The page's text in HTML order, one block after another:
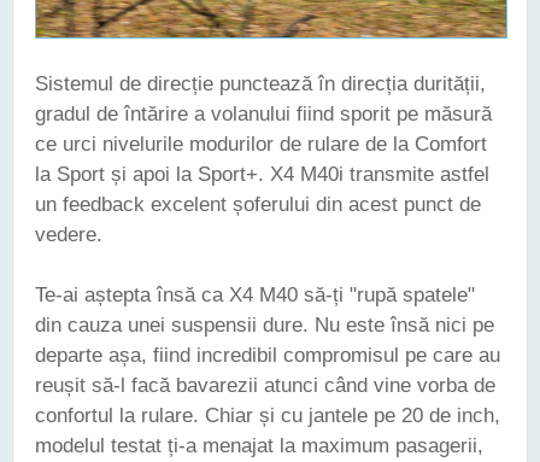
Sistemul de direcție punctează în direcția durității,
gradul de întărire a volanului fiind sporit pe măsură
ce urci nivelurile modurilor de rulare de la Comfort
la Sport și apoi la Sport+. X4 M40i transmite astfel
un feedback excelent șoferului din acest punct de
vedere.
Te-ai aștepta însă ca X4 M40 să-ți "rupă spatele"
din cauza unei suspensii dure. Nu este însă nici pe
departe așa, fiind incredibil compromisul pe care au
reușit să-l facă bavarezii atunci când vine vorba de
confortul la rulare. Chiar și cu jantele pe 20 de inch,
modelul testat ți-a menajat la maximum pasagerii,